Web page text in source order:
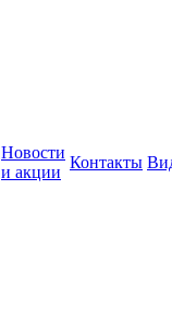
Новости
и акции
Контакты